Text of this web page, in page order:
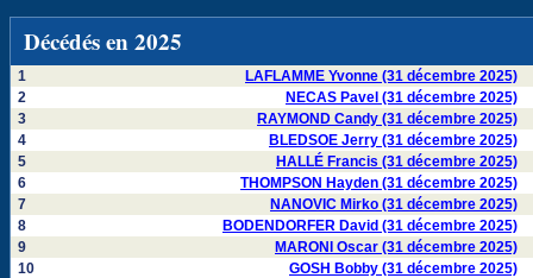
Décédés en 2025
1
LAFLAMME Yvonne (31 décembre 2025)
2
NECAS Pavel (31 décembre 2025)
3
RAYMOND Candy (31 décembre 2025)
4
BLEDSOE Jerry (31 décembre 2025)
5
HALLÉ Francis (31 décembre 2025)
6
THOMPSON Hayden (31 décembre 2025)
7
NANOVIC Mirko (31 décembre 2025)
8
BODENDORFER David (31 décembre 2025)
9
MARONI Oscar (31 décembre 2025)
10
GOSH Bobby (31 décembre 2025)